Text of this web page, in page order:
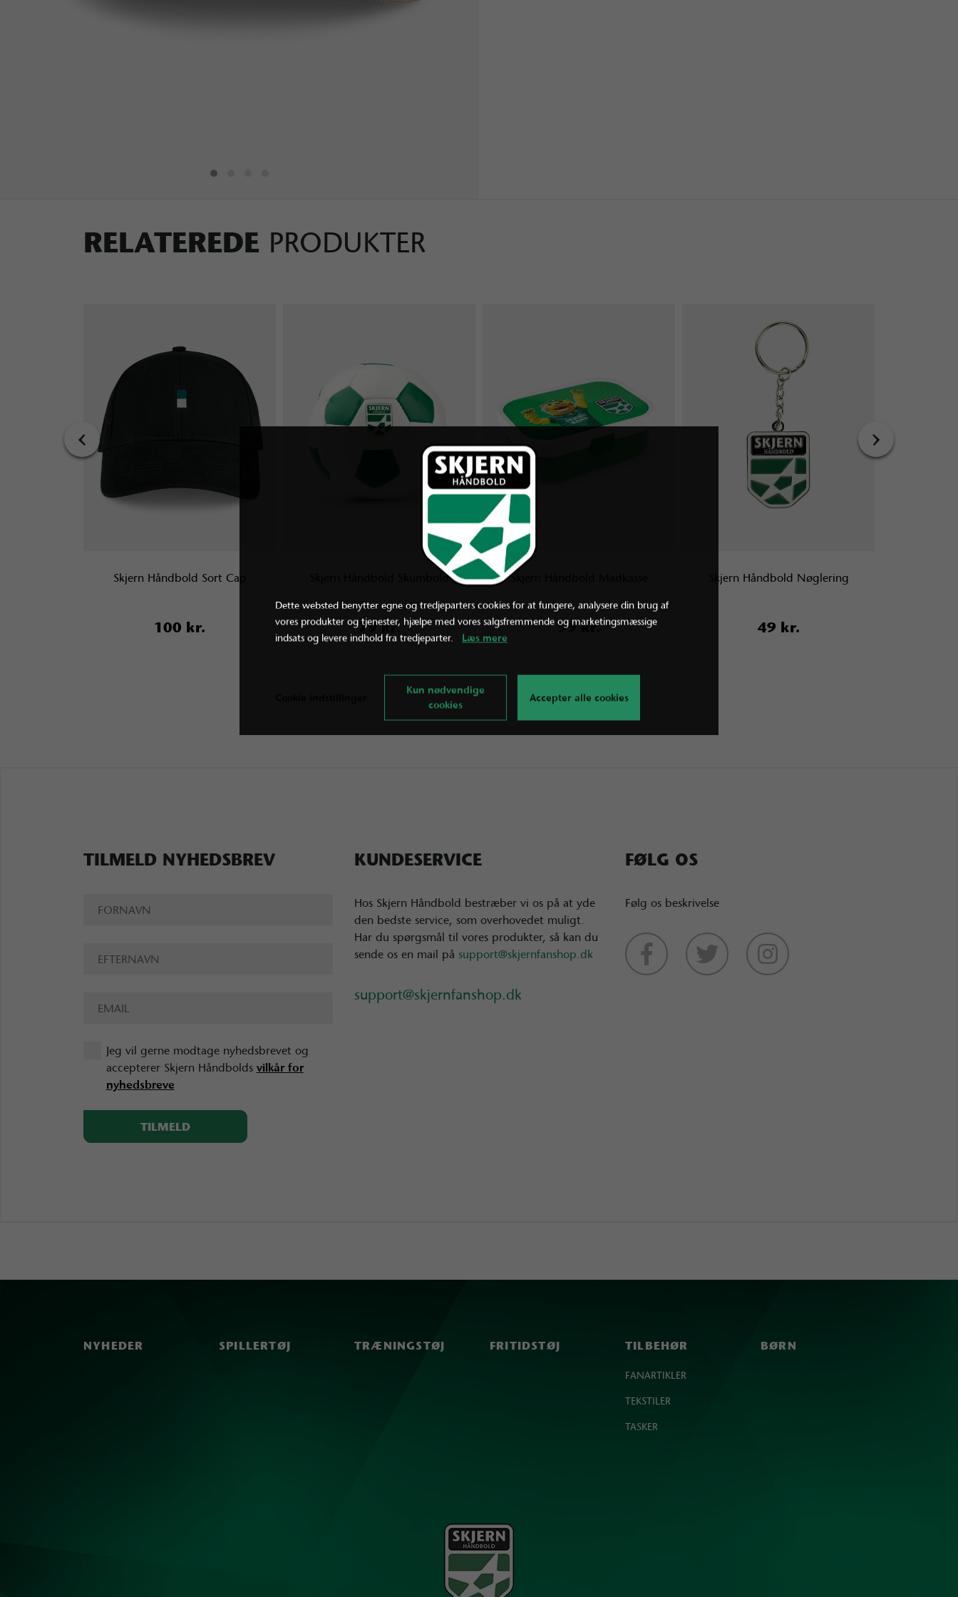
RELATEREDE PRODUKTER
Skjern Håndbold Sort Cap
100 kr.
Skjern Håndbold Skumbold
79 kr.
Skjern Håndbold Madkasse
99 kr.
Skjern Håndbold Nøglering
49 kr.
‹ ›
TILMELD NYHEDSBREV
Jeg vil gerne modtage nyhedsbrevet og
accepterer Skjern Håndbolds vilkår for
nyhedsbreve
KUNDESERVICE
Hos Skjern Håndbold bestræber vi os på at yde
den bedste service, som overhovedet muligt.
Har du spørgsmål til vores produkter, så kan du
sende os en mail på support@skjernfanshop.dk
support@skjernfanshop.dk
FØLG OS
Følg os beskrivelse
NYHEDER SPILLERTØJ TRÆNINGSTØJ FRITIDSTØJ TILBEHØR
FANARTIKLER
TEKSTILER
TASKER
BØRN
Dette websted benytter egne og tredjeparters cookies for at fungere, analysere din brug af
vores produkter og tjenester, hjælpe med vores salgsfremmende og marketingsmæssige
indsats og levere indhold fra tredjeparter. Læs mere
Kun nødvendige
cookies
Accepter alle cookies